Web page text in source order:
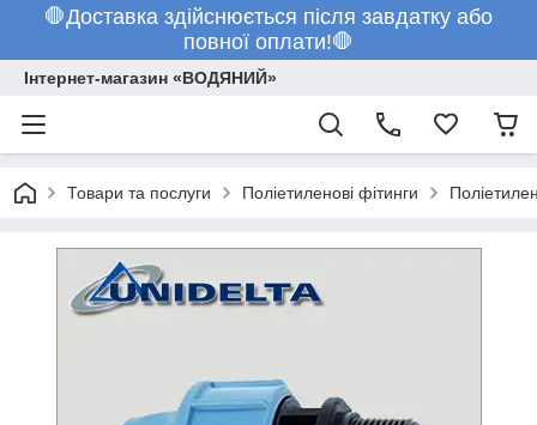
🛑Доставка здійснюється після завдатку або
повної оплати!🛑
Інтернет-магазин «ВОДЯНИЙ»
Товари та послуги Поліетиленові фітинги